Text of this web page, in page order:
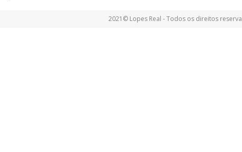
2021© Lopes Real - Todos os direitos